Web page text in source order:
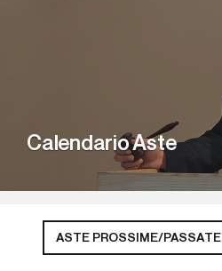
Calendario Aste
ASTE PROSSIME/PASSATE